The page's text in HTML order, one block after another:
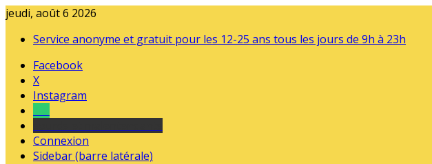
jeudi, août 6 2026
Service anonyme et gratuit pour les 12-25 ans tous les jours de 9h à 23h
Facebook
X
Instagram
Connexion
Sidebar (barre latérale)